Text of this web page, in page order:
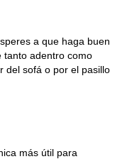
a que haga buen
tanto adentro como
del sofá o por el pasillo
más útil para